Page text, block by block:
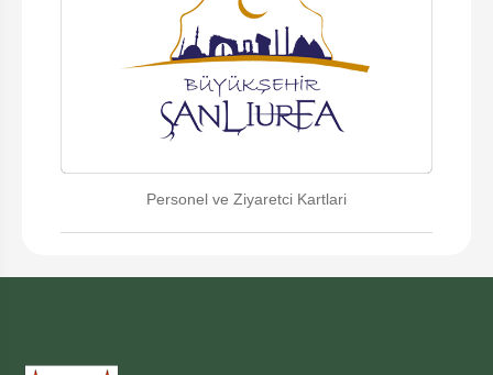
Personel ve Ziyaretci Kartlari